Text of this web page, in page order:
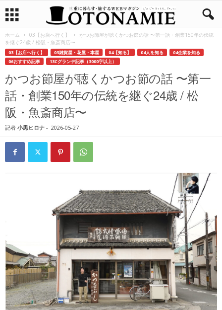
ホーム 03【お店へ行く】
かつお節屋が聴くかつお節の話 〜第一話・創業150年の伝統
を継ぐ24歳 / 松阪・魚斎商店〜
03【お店へ行く】 03雑貨屋・花屋・本屋 04【知る】 04人を知る
04企業を知る
06おすすめ記事
13Cグランデ記事（3000字以上）
かつお節屋が聴くかつお節の話 〜第一
話・創業150年の伝統を継ぐ24歳 / 松
阪・魚斎商店〜
記者 小黒ヒロナ - 2026-05-27